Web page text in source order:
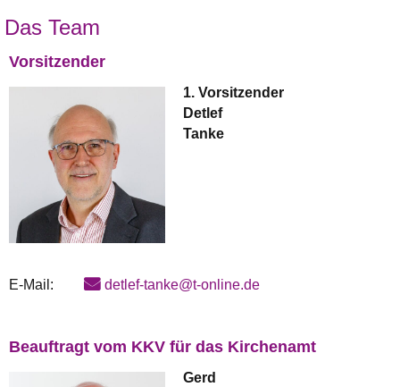
Das Team
Vorsitzender
1. Vorsitzender
Detlef
Tanke
E-Mail: detlef-tanke@t-online.de
Beauftragt vom KKV für das Kirchenamt
Gerd